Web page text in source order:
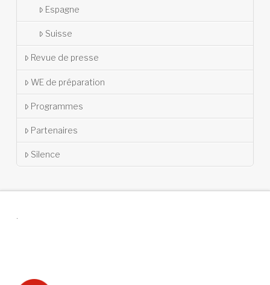
Espagne
Suisse
Revue de presse
WE de préparation
Programmes
Partenaires
Silence
.